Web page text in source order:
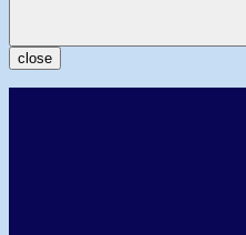
close